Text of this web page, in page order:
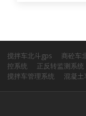
搅拌车北斗gps 商砼车
控系统
正反转监测系统
搅拌车管理系统
混凝土